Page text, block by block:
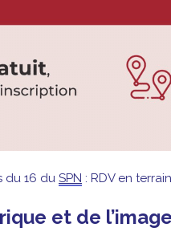
du 16 du SPN : RDV en
et de